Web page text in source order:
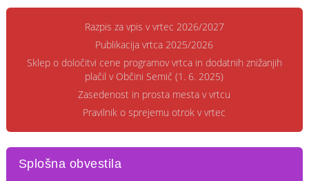
Razpis za vpis v vrtec 2026/2027
Publikacija vrtca 2025/2026
Sklep o določitvi cene programov vrtca in dodatnih znižanjih
plačil v Občini Semič (1. 6. 2025)
Zasedenost in prosta mesta v vrtcu
Pravilnik o sprejemu otrok v vrtec
Splošna obvestila